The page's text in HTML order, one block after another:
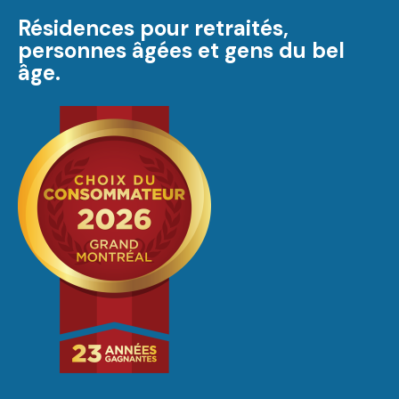
Résidences pour retraités,
personnes âgées et gens du bel
âge.